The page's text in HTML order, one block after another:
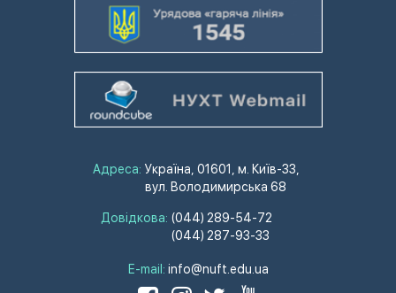
Адреса: Україна, 01601, м. Київ-33,
вул. Володимирська 68
Довідкова: (044) 289-54-72
(044) 287-93-33
E-mail: info@nuft.edu.ua